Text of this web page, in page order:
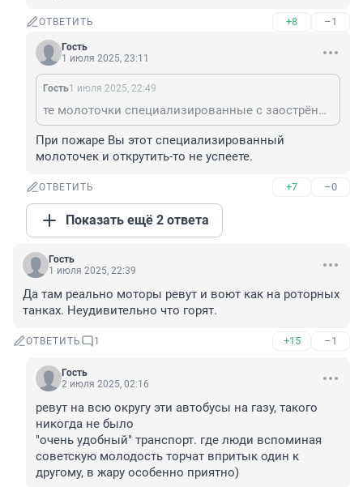
ОТВЕТИТЬ +8 –1
Гость
1 июля 2025, 23:11
Гость1 июля 2025, 22:49
те молоточки специализированные с заострёнными кончиками. от специализированного молотка стекло покрывается паутиной трещин и осыпается. от простого молотка не каждое калёное стекло разобьётся. и от простого молотка осколки стекла могут разлететься на приличное расстояние и поранить людей.
При пожаре Вы этот специализированный
молоточек и открутить-то не успеете.
ОТВЕТИТЬ +7 –0
Показать ещё 2 ответа
Гость
1 июля 2025, 22:39
Да там реально моторы ревут и воют как на роторных
танках. Неудивительно что горят.
ОТВЕТИТЬ 1 +15 –1
Гость
2 июля 2025, 02:16
ревут на всю округу эти автобусы на газу, такого
никогда не было
"очень удобный" транспорт. где люди вспоминая
советскую молодость торчат впритык один к
другому, в жару особенно приятно)